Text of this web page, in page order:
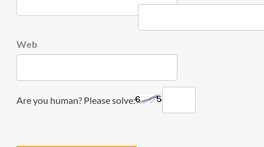
Web
Are you human? Please solve: